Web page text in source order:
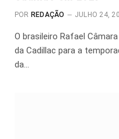
POR REDAÇÃO JULHO 24,
O brasileiro Rafael
da Cadillac para a
da…